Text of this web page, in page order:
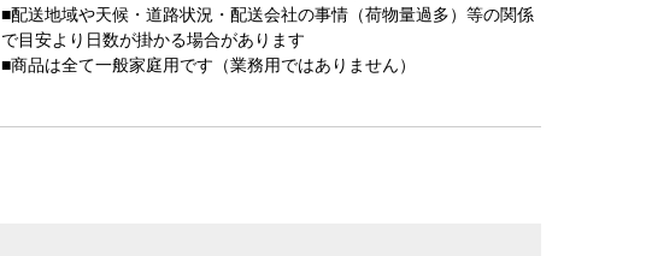
■配送地域や天候・道路状況・配送会社の事情（荷物量過多）等の関係
で目安より日数が掛かる場合があります
■商品は全て一般家庭用です（業務用ではありません）